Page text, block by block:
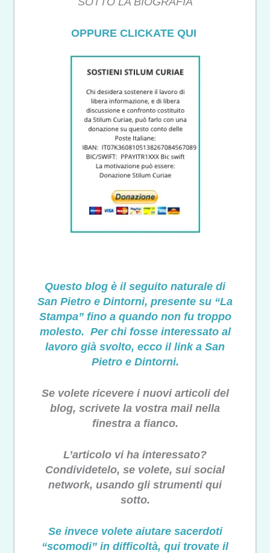
OPPURE CLICKATE QUI
Questo blog è il seguito naturale di
San Pietro e Dintorni, presente su “La
Stampa” fino a quando non fu troppo
molesto. Per chi fosse interessato al
lavoro già svolto, ecco il link a San
Pietro e Dintorni.
Se volete ricevere i nuovi articoli del
blog, scrivete la vostra mail nella
finestra a fianco.
L’articolo vi ha interessato?
Condividetelo, se volete, sui social
network, usando gli strumenti qui
sotto.
Se invece volete aiutare sacerdoti
“scomodi” in difficoltà, qui trovate il